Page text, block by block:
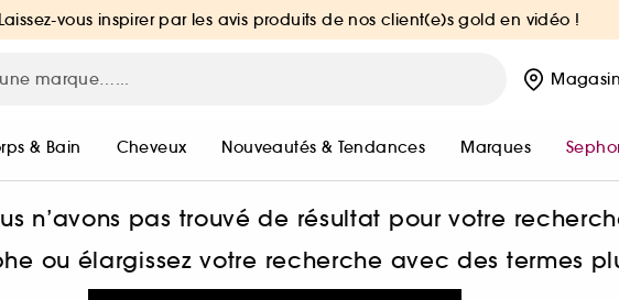
Laissez-vous inspirer par les avis produits de nos client(e)s gold en vidéo !
& Bain Cheveux Nouveautés & Tendances Marques
n’avons pas trouvé de résultat pour votre
ou élargissez votre recherche avec des termes